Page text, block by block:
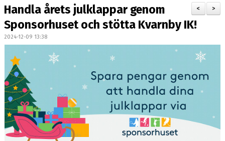
BILDGALLERI
MEDLEMSKAP
LEDARE
KONTAKT
>
<
Handla årets julklappar genom
Sponsorhuset och stötta Kvarnby IK!
2024-12-09 13:38